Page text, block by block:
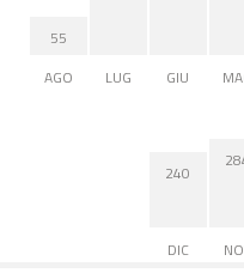
55
AGO
LUG GIU
240
DIC